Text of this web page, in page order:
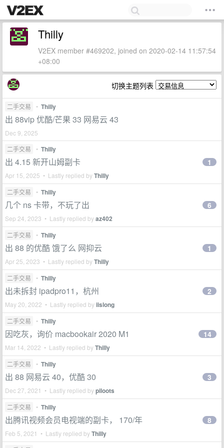
Thilly
V2EX member #469202, joined on 2020-02-14 11:57:54
+08:00
切换主题列表
二手交易 • Thilly
出 88vip 优酷/芒果 33 网易云 43
Dec 9, 2025
二手交易
• Thilly
出 4.15 新开山姆副卡
Apr 15, 2025 • Lastly replied byThilly
1
二手交易 • Thilly
几个 ns 卡带，不玩了出
Sep 24, 2023 • Lastly replied byaz402
6
二手交易 • Thilly
出 88 的优酷 饿了么 网抑云
Apr 25, 2023 • Lastly replied byThilly
1
二手交易 • Thilly
出未拆封 ipadpro11，杭州
May 20, 2022 • Lastly replied byiislong
2
二手交易 • Thilly
因吃灰，询价 macbookair 2020 M1
Mar 14, 2022 • Lastly replied byThilly
14
二手交易 • Thilly
出 88 网易云 40，优酷 30
Dec 27, 2021 • Lastly replied bypiloots
3
二手交易 • Thilly
出腾讯视频会员电视端的副卡， 170/年
Feb 5, 2021 • Lastly replied byThilly
8